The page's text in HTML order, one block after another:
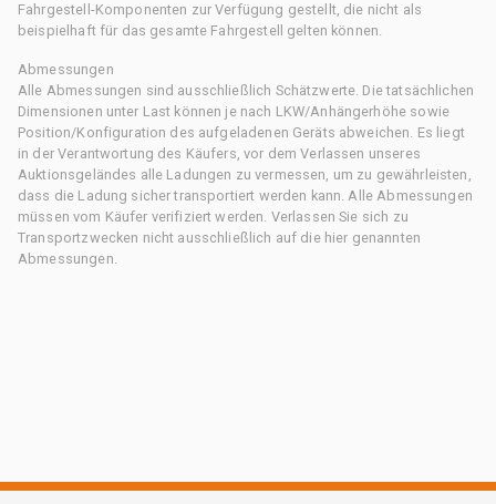
Fahrgestell-Komponenten zur Verfügung gestellt, die nicht als
beispielhaft für das gesamte Fahrgestell gelten können.
Abmessungen
Alle Abmessungen sind ausschließlich Schätzwerte. Die tatsächlichen
Dimensionen unter Last können je nach LKW/Anhängerhöhe sowie
Position/Konfiguration des aufgeladenen Geräts abweichen. Es liegt
in der Verantwortung des Käufers, vor dem Verlassen unseres
Auktionsgeländes alle Ladungen zu vermessen, um zu gewährleisten,
dass die Ladung sicher transportiert werden kann. Alle Abmessungen
müssen vom Käufer verifiziert werden. Verlassen Sie sich zu
Transportzwecken nicht ausschließlich auf die hier genannten
Abmessungen.